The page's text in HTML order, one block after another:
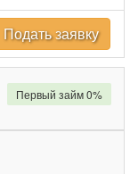
Подать заявку
Первый займ 0%